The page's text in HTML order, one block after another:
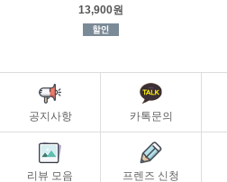
13,900원
공지사항 카톡문의
리뷰 모음 프렌즈 신청